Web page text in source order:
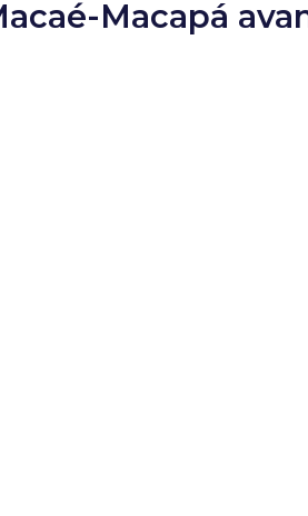
Macapá